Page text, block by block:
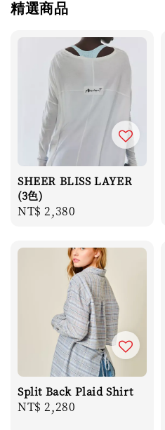
精選商品
SHEER BLISS LAYER
(3色)
Regular
NT$ 2,380
Split Back Plaid Shirt
Regular
NT$ 2,280